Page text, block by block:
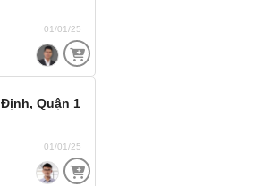
01/01/25
Định, Quận 1
01/01/25